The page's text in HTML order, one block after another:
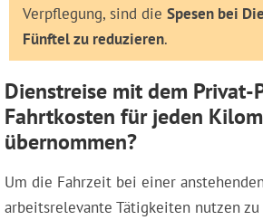
Verpflegung, sind die Spesen bei
Fünftel zu reduzieren.
Dienstreise mit dem Privat-
Fahrtkosten für jeden
übernommen?
Um die Fahrzeit bei einer
arbeitsrelevante Tätigkeiten nutzen